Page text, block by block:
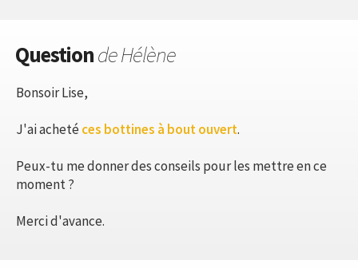
Questionde Hélène
Bonsoir Lise,
J'ai achetéces bottines à bout ouvert.
Peux-tu me donner des conseils pour les mettre en ce
moment ?
Merci d'avance.